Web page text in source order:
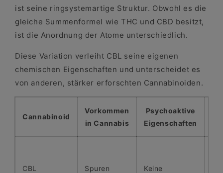
ist seine ringsystemartige Struktur. Obwohl es die
gleiche Summenformel wie THC und CBD besitzt,
ist die Anordnung der Atome unterschiedlich.
Diese Variation verleiht CBL seine eigenen
chemischen Eigenschaften und unterscheidet es
von anderen, stärker erforschten Cannabinoiden.
Cannabinoid
Vorkommen
in Cannabis
Psychoaktive
Eigenschaften
CBL Spuren Keine